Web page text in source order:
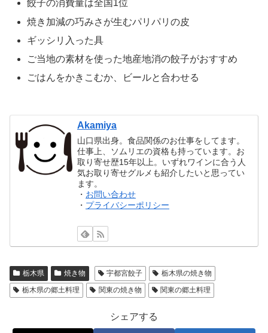
餃子の消費量は全国1位
焼き加減の巧みさが生むパリパリの皮
ギッシリ入った具
ご当地の素材を使った地産地消の餃子がおすすめ
ごはんをかきこむか、ビールと合わせる
Akamiya
山口県出身。食品関係のお仕事をしてます。
仕事上、ソムリエの資格も持っています。お
取り寄せ歴15年以上。いずれワインに合う人
気お取り寄せグルメも紹介したいと思ってい
ます。
・ お問い合わせ
・ プライバシーポリシー
栃木県 焼き物 宇都宮餃子
栃木県の焼き物
栃木県の郷土料理
関東の焼き物 関東の郷土料理
シェアする